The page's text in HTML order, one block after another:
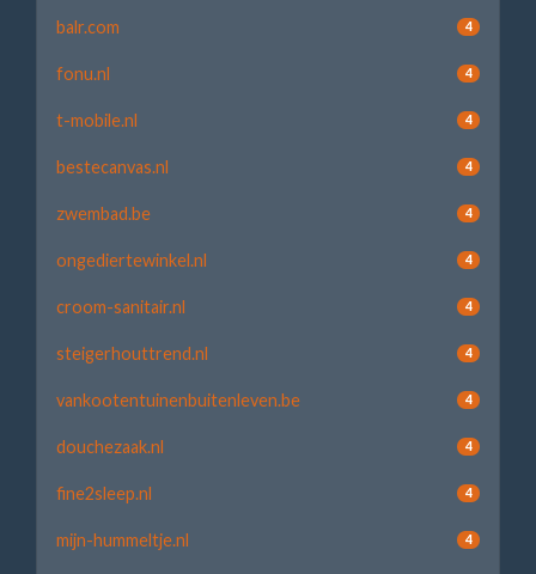
balr.com 4
fonu.nl 4
t-mobile.nl 4
bestecanvas.nl 4
zwembad.be 4
ongediertewinkel.nl 4
croom-sanitair.nl 4
steigerhouttrend.nl 4
vankootentuinenbuitenleven.be 4
douchezaak.nl 4
fine2sleep.nl 4
mijn-hummeltje.nl 4